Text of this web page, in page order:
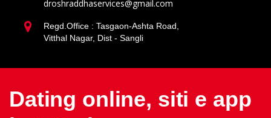
droshraddhaservices@gmail.com
Regd.Office : Tasgaon-Ashta Road,
Vitthal Nagar, Dist - Sangli
Dating online, siti e app